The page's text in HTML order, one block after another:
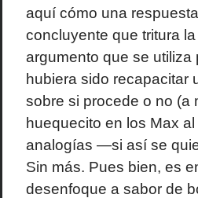
aquí cómo una
concluyente que tritura
argumento que se
hubiera sido recapacitar
sobre si procede o no (a
huequecito en los Max
analogías —si así se
Sin más. Pues bien, es
desenfoque a sabor de